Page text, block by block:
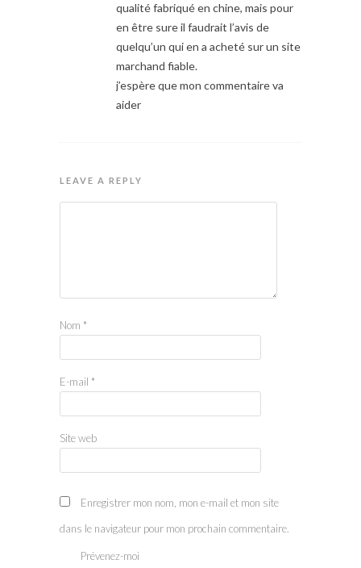
qualité fabriqué en chine, mais pour
en être sure il faudrait l’avis de
quelqu’un qui en a acheté sur un site
marchand fiable.
j’espère que mon commentaire va
aider
LEAVE A REPLY
Nom *
E-mail *
Site web
Enregistrer mon nom, mon e-mail et mon site
dans le navigateur pour mon prochain commentaire.
Prévenez-moi